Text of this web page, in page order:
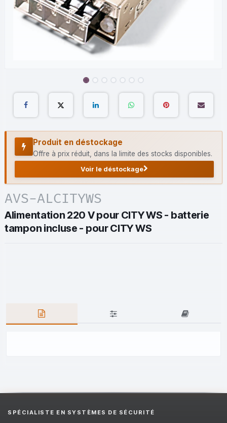
Produit en déstockage
Offre à prix réduit, dans la limite des stocks disponibles.
Voir le déstockage
AVS-ALCITYWS
Alimentation 220 V pour CITY WS - batterie
tampon incluse - pour CITY WS
SPÉCIALISTE EN SYSTÈMES DE SÉCURITÉ